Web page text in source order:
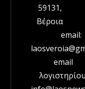
59131,
Βέροια
email:
email